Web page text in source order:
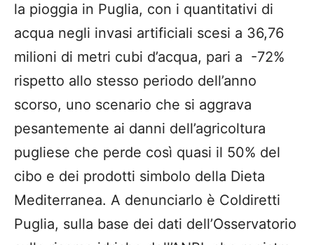
la pioggia in Puglia, con i quantitativi di
acqua negli invasi artificiali scesi a 36,76
milioni di metri cubi d’acqua, pari a -72%
rispetto allo stesso periodo dell’anno
scorso, uno scenario che si aggrava
pesantemente ai danni dell’agricoltura
pugliese che perde così quasi il 50% del
cibo e dei prodotti simbolo della Dieta
Mediterranea. A denunciarlo è Coldiretti
Puglia, sulla base dei dati dell’Osservatorio